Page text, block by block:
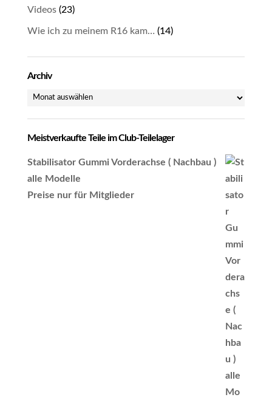
Videos(23)
Wie ich zu meinem R16 kam… (14)
Archiv
Archiv
Meistverkaufte Teile im Club-Teilelager
Stabilisator Gummi Vorderachse ( Nachbau )
alle Modelle
Preise nur für Mitglieder